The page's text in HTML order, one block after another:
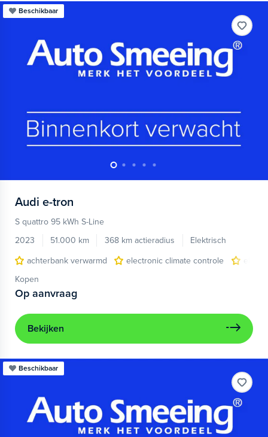
Beschikbaar
Audi e-tron
S quattro 95 kWh S-Line
2023
51.000 km 368 km actieradius
Elektrisch
achterbank verwarmd
electronic climate controle
Kopen
Op aanvraag
Bekijken
Beschikbaar